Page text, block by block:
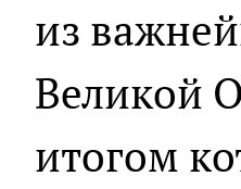
из
Великой
итогом